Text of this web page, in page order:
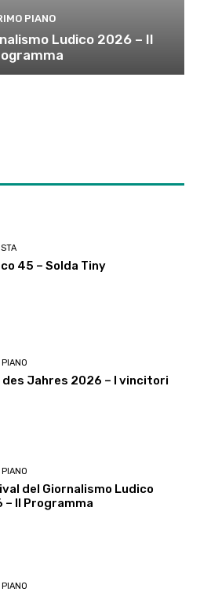
PIANO
Ludico 2026 – Il
45 – Solda Tiny
des Jahres 2026 – I vincitori
del Giornalismo Ludico
– Il Programma